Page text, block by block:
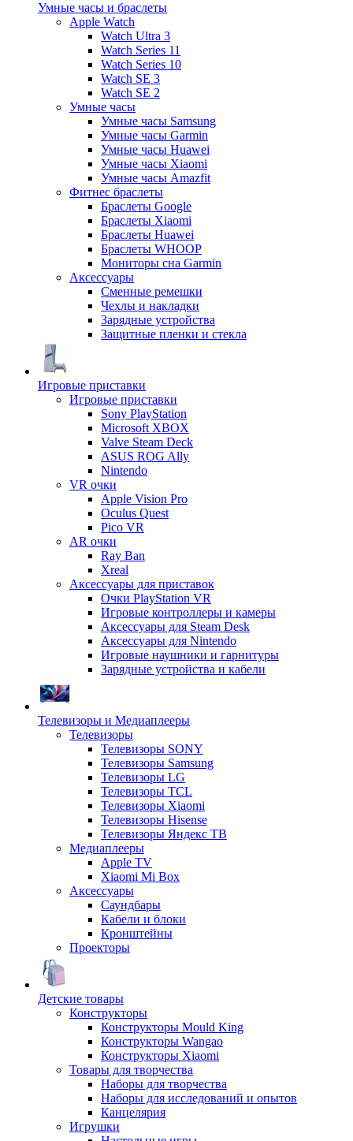
Умные часы и браслеты
Apple Watch
Watch Ultra 3
Watch Series 11
Watch Series 10
Watch SE 3
Watch SE 2
Умные часы
Умные часы Samsung
Умные часы Garmin
Умные часы Huawei
Умные часы Xiaomi
Умные часы Amazfit
Фитнес браслеты
Браслеты Google
Браслеты Xiaomi
Браслеты Huawei
Браслеты WHOOP
Мониторы сна Garmin
Аксессуары
Сменные ремешки
Чехлы и накладки
Зарядные устройства
Защитные пленки и стекла
Игровые приставки
Игровые приставки
Sony PlayStation
Microsoft XBOX
Valve Steam Deck
ASUS ROG Ally
Nintendo
VR очки
Apple Vision Pro
Oculus Quest
Pico VR
AR очки
Ray Ban
Xreal
Аксессуары для приставок
Очки PlayStation VR
Игровые контроллеры и камеры
Аксессуары для Steam Desk
Аксессуары для Nintendo
Игровые наушники и гарнитуры
Зарядные устройства и кабели
Телевизоры и Медиаплееры
Телевизоры
Телевизоры SONY
Телевизоры Samsung
Телевизоры LG
Телевизоры TCL
Телевизоры Xiaomi
Телевизоры Hisense
Телевизоры Яндекс ТВ
Медиаплееры
Apple TV
Xiaomi Mi Box
Аксессуары
Саундбары
Кабели и блоки
Кронштейны
Проекторы
Детские товары
Конструкторы
Конструкторы Mould King
Конструкторы Wangao
Конструкторы Xiaomi
Товары для творчества
Наборы для творчества
Наборы для исследований и опытов
Канцелярия
Игрушки